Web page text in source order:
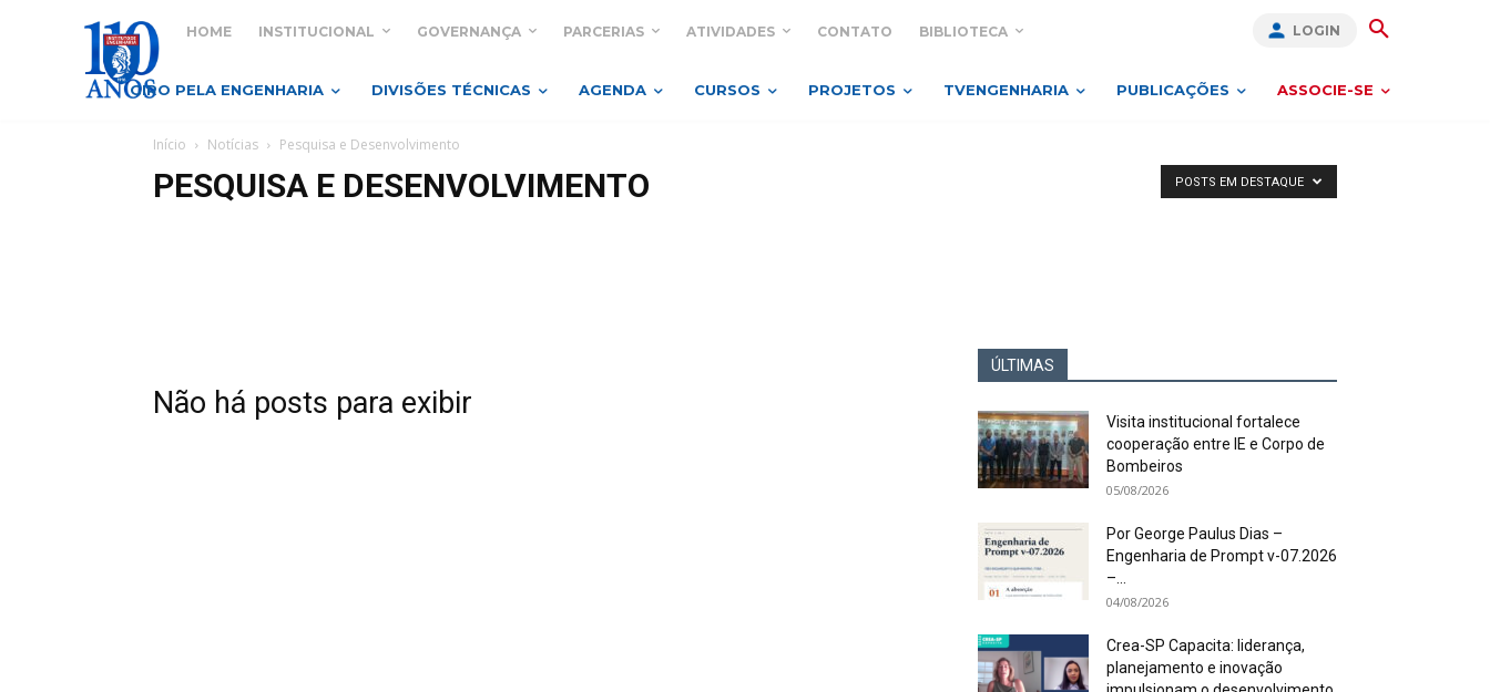
HOME INSTITUCIONAL GOVERNANÇA PARCERIAS ATIVIDADES CONTATO BIBLIOTECA LOGIN
GIRO PELA ENGENHARIA DIVISÕES TÉCNICAS AGENDA CURSOS PROJETOS TVENGENHARIA PUBLICAÇÕES ASSOCIE-SE
Início Notícias Pesquisa e Desenvolvimento
PESQUISA E DESENVOLVIMENTO POSTS EM DESTAQUE
Não há posts para exibir
ÚLTIMAS
Visita institucional fortalece
cooperação entre IE e Corpo de
Bombeiros
05/08/2026
Por George Paulus Dias –
Engenharia de Prompt v-07.2026
–...
04/08/2026
Crea-SP Capacita: liderança,
planejamento e inovação